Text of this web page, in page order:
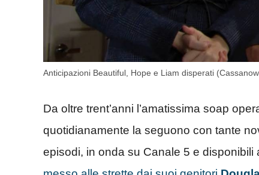
Anticipazioni Beautiful, Hope e Liam disperati
Da oltre trent’anni l’amatissima soap
quotidianamente la seguono con tante
episodi, in onda su Canale 5 e